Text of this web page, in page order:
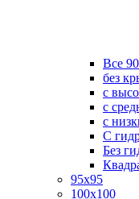
Все
без
с
с
с
С
Без
95х95
100х100